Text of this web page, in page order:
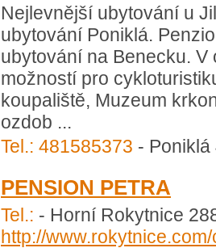
Nejlevnější ubytování u
ubytování Poniklá.
ubytování na Benecku.
možností pro
koupaliště, Muzeum
ozdob ...
Tel.: 481585373 -
PENSION PETRA
Tel.: - Horní Rokytnice
http://